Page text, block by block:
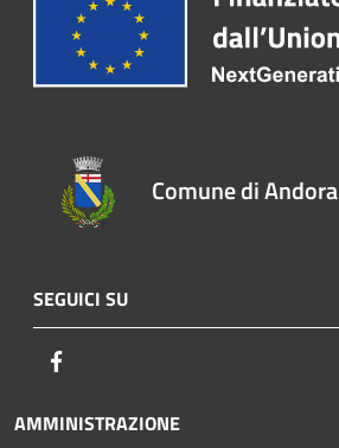
Comune di Andora
SEGUICI SU
AMMINISTRAZIONE